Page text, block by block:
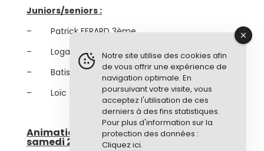
Juniors/seniors :
– Patrick FERARD 3ème
– Logan CHARPENTIER 3ème
– Batiste BREGEAT 3ème
– Loïc GRENON 3ème.
Animation Mini-poussins à Surgères le
samedi 25 Janvier 2025 :
Notre site utilise des cookies afin
de vous offrir une expérience de
navigation optimale. En
poursuivant votre visite, vous
acceptez l'utilisation de ces
derniers à des fins statistiques.
Pour plus d'information sur la
protection des données :
Cliquez ici.